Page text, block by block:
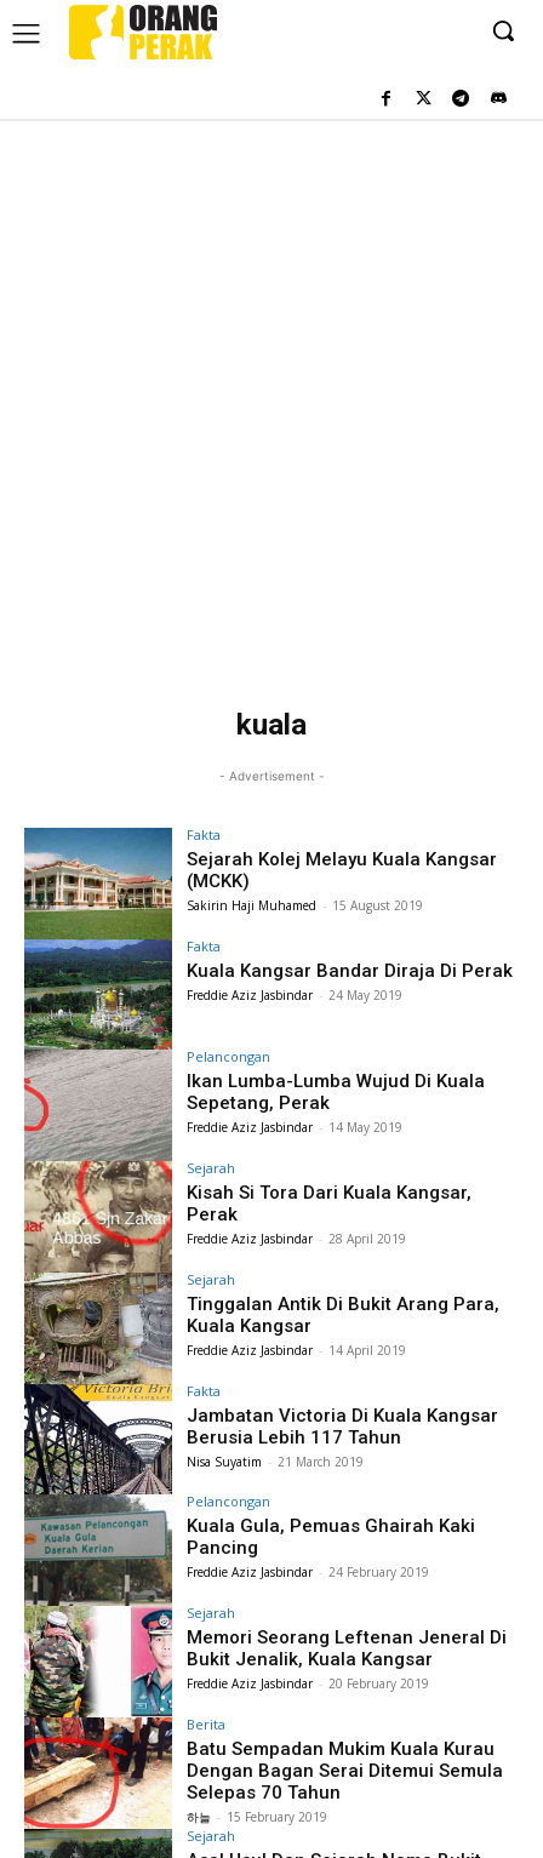
kuala
- Advertisement -
Fakta
Sejarah Kolej Melayu Kuala Kangsar
(MCKK)
Sakirin Haji Muhamed - 15 August 2019
Fakta
Kuala Kangsar Bandar Diraja Di Perak
Freddie Aziz Jasbindar - 24 May 2019
Pelancongan
Ikan Lumba-Lumba Wujud Di Kuala
Sepetang, Perak
Freddie Aziz Jasbindar - 14 May 2019
Sejarah
Kisah Si Tora Dari Kuala Kangsar,
Perak
Freddie Aziz Jasbindar - 28 April 2019
Sejarah
Tinggalan Antik Di Bukit Arang Para,
Kuala Kangsar
Freddie Aziz Jasbindar - 14 April 2019
Fakta
Jambatan Victoria Di Kuala Kangsar
Berusia Lebih 117 Tahun
Nisa Suyatim - 21 March 2019
Pelancongan
Kuala Gula, Pemuas Ghairah Kaki
Pancing
Freddie Aziz Jasbindar - 24 February 2019
Sejarah
Memori Seorang Leftenan Jeneral Di
Bukit Jenalik, Kuala Kangsar
Freddie Aziz Jasbindar - 20 February 2019
Berita
Batu Sempadan Mukim Kuala Kurau
Dengan Bagan Serai Ditemui Semula
Selepas 70 Tahun
하늘 - 15 February 2019
Sejarah